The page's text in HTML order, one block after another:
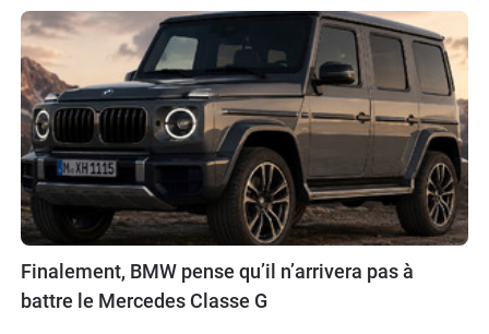
Finalement, BMW pense qu’il n’arrivera pas à
battre le Mercedes Classe G